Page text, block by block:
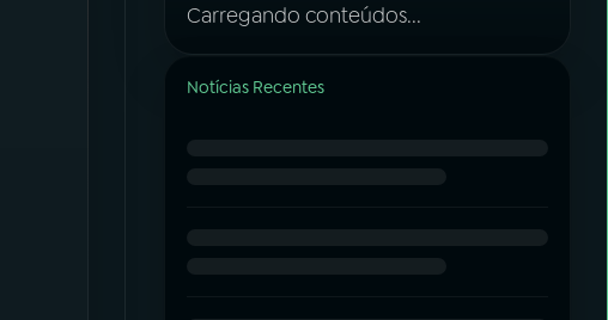
Carregando conteúdos...
Notícias Recentes